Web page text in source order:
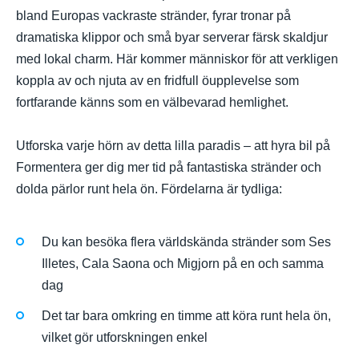
bland Europas vackraste stränder, fyrar tronar på
dramatiska klippor och små byar serverar färsk skaldjur
med lokal charm. Här kommer människor för att verkligen
koppla av och njuta av en fridfull öupplevelse som
fortfarande känns som en välbevarad hemlighet.
Utforska varje hörn av detta lilla paradis – att hyra bil på
Formentera ger dig mer tid på fantastiska stränder och
dolda pärlor runt hela ön. Fördelarna är tydliga:
Du kan besöka flera världskända stränder som Ses
Illetes, Cala Saona och Migjorn på en och samma
dag
Det tar bara omkring en timme att köra runt hela ön,
vilket gör utforskningen enkel